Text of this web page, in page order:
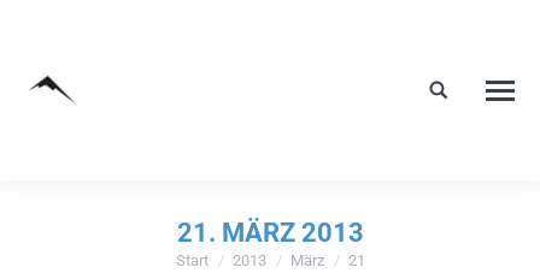
21. MÄRZ 2013
Sie befinden sich hier:
Start 2013 März 21